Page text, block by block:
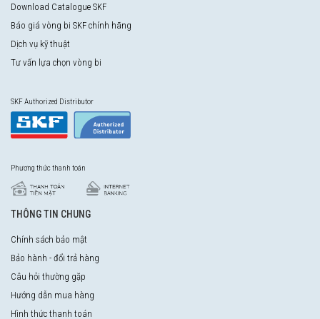
Download Catalogue SKF
Báo giá vòng bi SKF chính hãng
Dịch vụ kỹ thuật
Tư vấn lựa chọn vòng bi
SKF Authorized Distributor
Phương thức thanh toán
THÔNG TIN CHUNG
Chính sách bảo mật
Bảo hành - đổi trả hàng
Câu hỏi thường gặp
Hướng dẫn mua hàng
Hình thức thanh toán